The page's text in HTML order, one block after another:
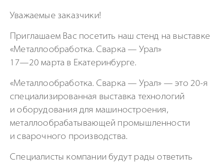
Уважаемые заказчики!
Приглашаем Вас посетить наш стенд на выставке
«Металлообработка. Сварка — Урал»
17—20 марта в Екатеринбурге.
«Металлообработка. Сварка — Урал» — это 20-я
специализированная выставка технологий
и оборудования для машиностроения,
металлообрабатывающей промышленности
и сварочного производства.
Специалисты компании будут рады ответить